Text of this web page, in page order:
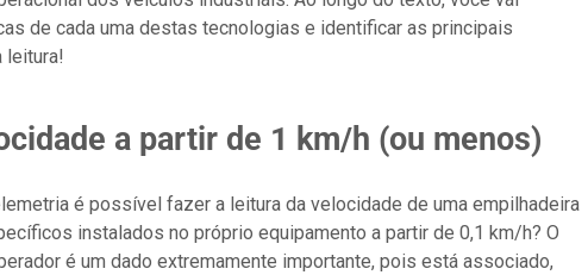
de cada uma destas tecnologias e identificar as principais
leitura!
a partir de 1 km/h (ou menos)
é possível fazer a leitura da velocidade de uma empilhadeira
instalados no próprio equipamento a partir de 0,1 km/h? O
é um dado extremamente importante, pois está associado,